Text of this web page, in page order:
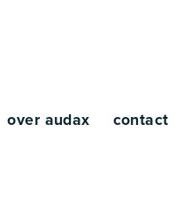
over audax contact